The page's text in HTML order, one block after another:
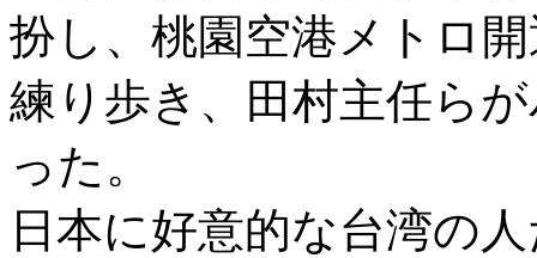
扮し、桃園空港メトロ
練り歩き、田村主任ら
った。
日本に好意的な台湾の